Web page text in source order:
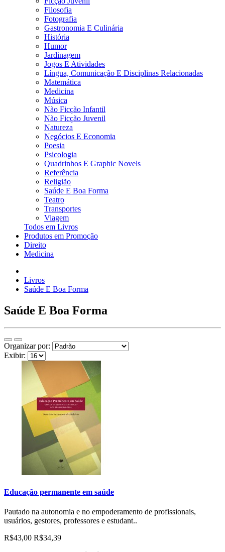
Filosofia
Fotografia
Gastronomia E Culinária
História
Humor
Jardinagem
Jogos E Atividades
Língua, Comunicação E Disciplinas Relacionadas
Matemática
Medicina
Música
Não Ficção Infantil
Não Ficção Juvenil
Natureza
Negócios E Economia
Poesia
Psicologia
Quadrinhos E Graphic Novels
Referência
Religião
Saúde E Boa Forma
Teatro
Transportes
Viagem
Todos em Livros
Produtos em Promoção
Direito
Medicina
Livros
Saúde E Boa Forma
Saúde E Boa Forma
Organizar por:
Exibir:
Educação permanente em saúde
Pautado na autonomia e no empoderamento de profissionais,
usuários, gestores, professores e estudant..
R$43,00 R$34,39